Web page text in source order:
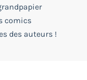
comics
des auteurs !